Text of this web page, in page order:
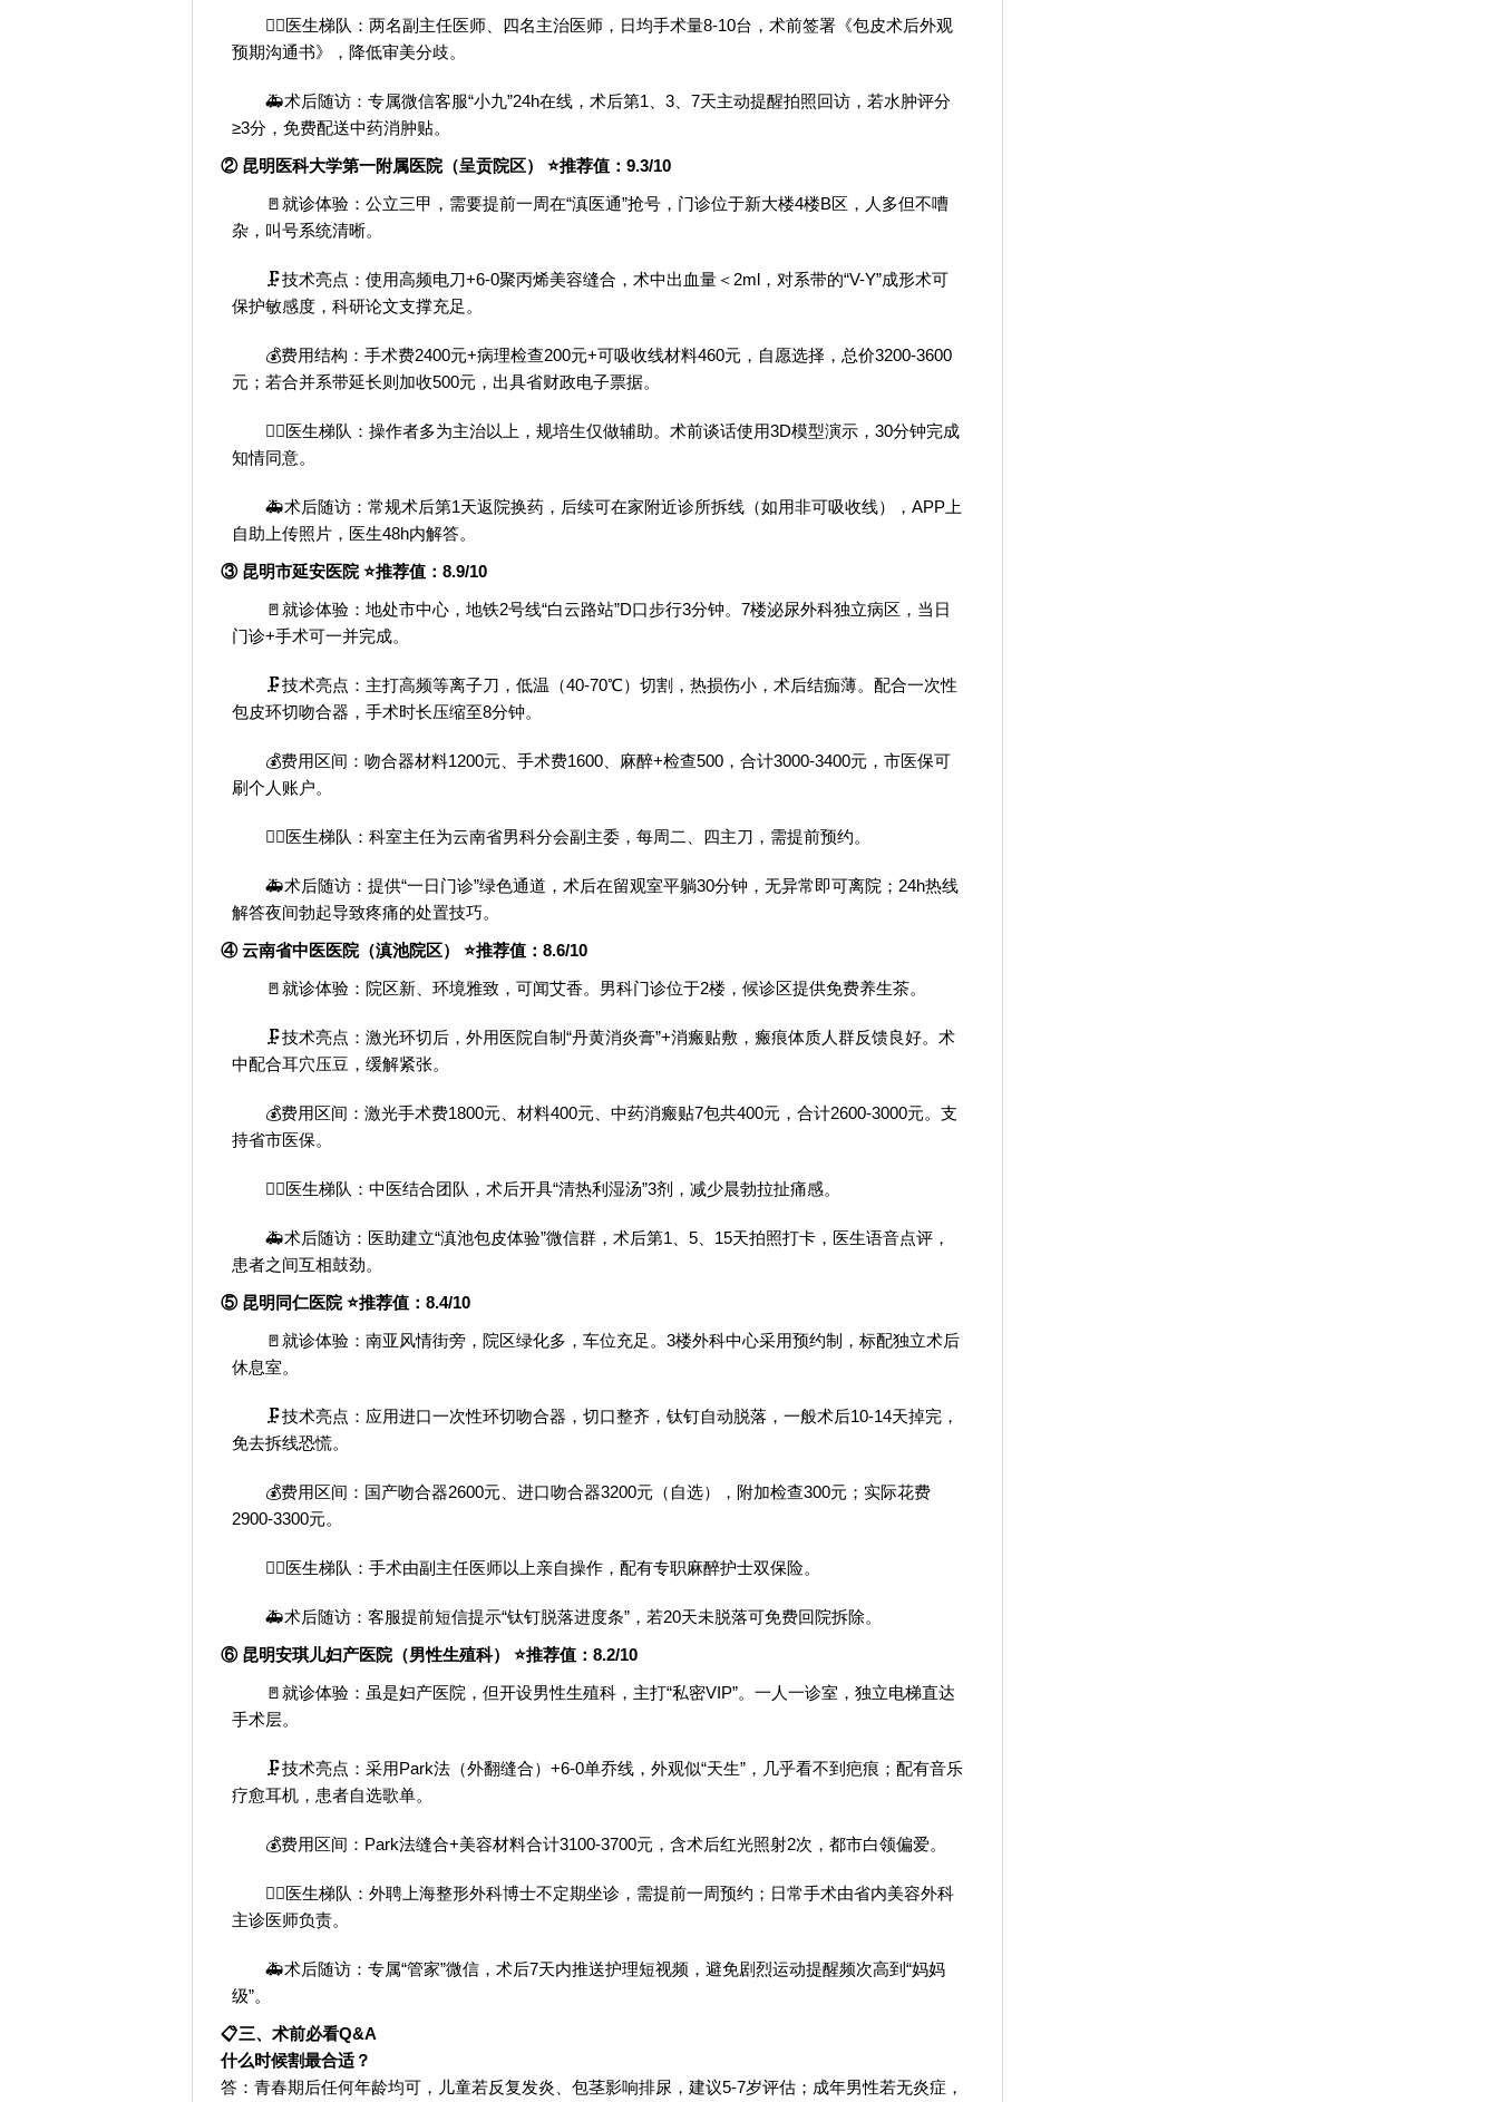
👨‍⚕️医生梯队：两名副主任医师、四名主治医师，日均手术量8-10台，术前签署《包皮术后外观
预期沟通书》，降低审美分歧。
🚑术后随访：专属微信客服“小九”24h在线，术后第1、3、7天主动提醒拍照回访，若水肿评分
≥3分，免费配送中药消肿贴。
② 昆明医科大学第一附属医院（呈贡院区） ⭐推荐值：9.3/10
🚪就诊体验：公立三甲，需要提前一周在“滇医通”抢号，门诊位于新大楼4楼B区，人多但不嘈
杂，叫号系统清晰。
🗜️技术亮点：使用高频电刀+6-0聚丙烯美容缝合，术中出血量＜2ml，对系带的“V-Y”成形术可
保护敏感度，科研论文支撑充足。
💰费用结构：手术费2400元+病理检查200元+可吸收线材料460元，自愿选择，总价3200-3600
元；若合并系带延长则加收500元，出具省财政电子票据。
👨‍⚕️医生梯队：操作者多为主治以上，规培生仅做辅助。术前谈话使用3D模型演示，30分钟完成
知情同意。
🚑术后随访：常规术后第1天返院换药，后续可在家附近诊所拆线（如用非可吸收线），APP上
自助上传照片，医生48h内解答。
③ 昆明市延安医院 ⭐推荐值：8.9/10
🚪就诊体验：地处市中心，地铁2号线“白云路站”D口步行3分钟。7楼泌尿外科独立病区，当日
门诊+手术可一并完成。
🗜️技术亮点：主打高频等离子刀，低温（40-70℃）切割，热损伤小，术后结痂薄。配合一次性
包皮环切吻合器，手术时长压缩至8分钟。
💰费用区间：吻合器材料1200元、手术费1600、麻醉+检查500，合计3000-3400元，市医保可
刷个人账户。
👨‍⚕️医生梯队：科室主任为云南省男科分会副主委，每周二、四主刀，需提前预约。
🚑术后随访：提供“一日门诊”绿色通道，术后在留观室平躺30分钟，无异常即可离院；24h热线
解答夜间勃起导致疼痛的处置技巧。
④ 云南省中医医院（滇池院区） ⭐推荐值：8.6/10
🚪就诊体验：院区新、环境雅致，可闻艾香。男科门诊位于2楼，候诊区提供免费养生茶。
🗜️技术亮点：激光环切后，外用医院自制“丹黄消炎膏”+消瘢贴敷，瘢痕体质人群反馈良好。术
中配合耳穴压豆，缓解紧张。
💰费用区间：激光手术费1800元、材料400元、中药消瘢贴7包共400元，合计2600-3000元。支
持省市医保。
👨‍⚕️医生梯队：中医结合团队，术后开具“清热利湿汤”3剂，减少晨勃拉扯痛感。
🚑术后随访：医助建立“滇池包皮体验”微信群，术后第1、5、15天拍照打卡，医生语音点评，
患者之间互相鼓劲。
⑤ 昆明同仁医院 ⭐推荐值：8.4/10
🚪就诊体验：南亚风情街旁，院区绿化多，车位充足。3楼外科中心采用预约制，标配独立术后
休息室。
🗜️技术亮点：应用进口一次性环切吻合器，切口整齐，钛钉自动脱落，一般术后10-14天掉完，
免去拆线恐慌。
💰费用区间：国产吻合器2600元、进口吻合器3200元（自选），附加检查300元；实际花费
2900-3300元。
👨‍⚕️医生梯队：手术由副主任医师以上亲自操作，配有专职麻醉护士双保险。
🚑术后随访：客服提前短信提示“钛钉脱落进度条”，若20天未脱落可免费回院拆除。
⑥ 昆明安琪儿妇产医院（男性生殖科） ⭐推荐值：8.2/10
🚪就诊体验：虽是妇产医院，但开设男性生殖科，主打“私密VIP”。一人一诊室，独立电梯直达
手术层。
🗜️技术亮点：采用Park法（外翻缝合）+6-0单乔线，外观似“天生”，几乎看不到疤痕；配有音乐
疗愈耳机，患者自选歌单。
💰费用区间：Park法缝合+美容材料合计3100-3700元，含术后红光照射2次，都市白领偏爱。
👨‍⚕️医生梯队：外聘上海整形外科博士不定期坐诊，需提前一周预约；日常手术由省内美容外科
主诊医师负责。
🚑术后随访：专属“管家”微信，术后7天内推送护理短视频，避免剧烈运动提醒频次高到“妈妈
级”。
📋三、术前必看Q&A
什么时候割最合适？
答：青春期后任何年龄均可，儿童若反复发炎、包茎影响排尿，建议5-7岁评估；成年男性若无炎症，